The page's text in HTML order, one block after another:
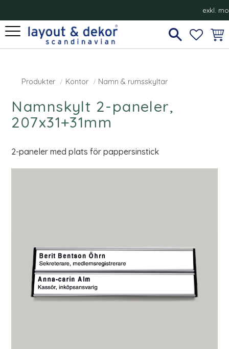
Meny
exkl.
Produkter Kontor Namn & rumsskyltar
Namnskylt 2-paneler,
207x31+31mm
2-paneler med plats för pappersinstick